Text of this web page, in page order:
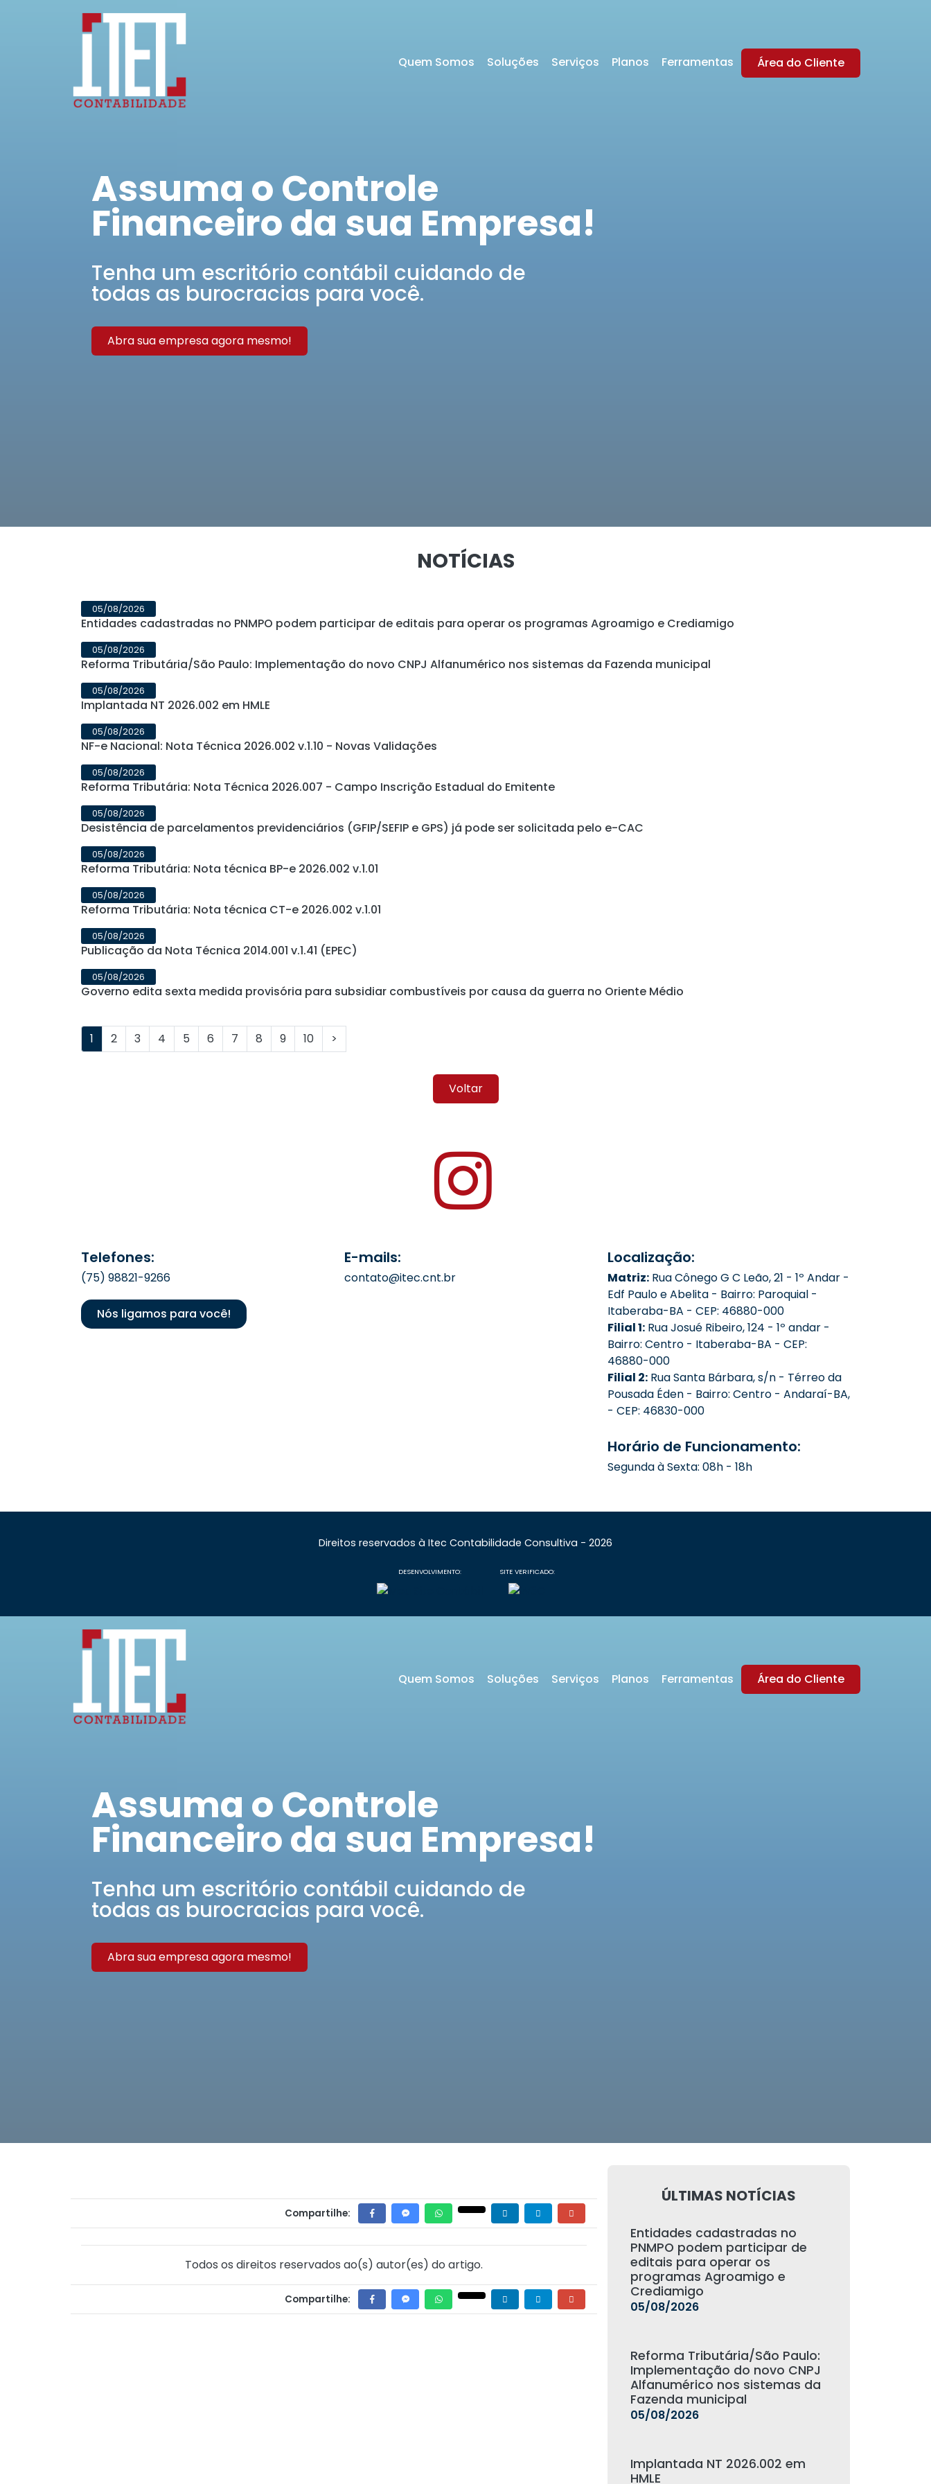
Quem Somos Soluções Serviços Planos Ferramentas Área do Cliente
Assuma o Controle
Financeiro da sua Empresa!
Tenha um escritório contábil cuidando de
todas as burocracias para você.
Abra sua empresa agora mesmo!
NOTÍCIAS
05/08/2026
Entidades cadastradas no PNMPO podem participar de editais para operar os programas Agroamigo e Crediamigo
05/08/2026
Reforma Tributária/São Paulo: Implementação do novo CNPJ Alfanumérico nos sistemas da Fazenda municipal
05/08/2026
Implantada NT 2026.002 em HMLE
05/08/2026
NF-e Nacional: Nota Técnica 2026.002 v.1.10 - Novas Validações
05/08/2026
Reforma Tributária: Nota Técnica 2026.007 - Campo Inscrição Estadual do Emitente
05/08/2026
Desistência de parcelamentos previdenciários (GFIP/SEFIP e GPS) já pode ser solicitada pelo e-CAC
05/08/2026
Reforma Tributária: Nota técnica BP-e 2026.002 v.1.01
05/08/2026
Reforma Tributária: Nota técnica CT-e 2026.002 v.1.01
05/08/2026
Publicação da Nota Técnica 2014.001 v.1.41 (EPEC)
05/08/2026
Governo edita sexta medida provisória para subsidiar combustíveis por causa da guerra no Oriente Médio
1 2 3 4 5 6 7 8 9 10 >
Voltar
Telefones:
(75) 98821-9266
Nós ligamos para você!
E-mails:
contato@itec.cnt.br
Localização:
Matriz: Rua Cônego G C Leão, 21 - 1º Andar -
Edf Paulo e Abelita - Bairro: Paroquial -
Itaberaba-BA - CEP: 46880-000
Filial 1: Rua Josué Ribeiro, 124 - 1º andar -
Bairro: Centro - Itaberaba-BA - CEP:
46880-000
Filial 2: Rua Santa Bárbara, s/n - Térreo da
Pousada Éden - Bairro: Centro - Andaraí-BA,
- CEP: 46830-000
Horário de Funcionamento:
Segunda à Sexta: 08h - 18h
Direitos reservados à Itec Contabilidade Consultiva - 2026
DESENVOLVIMENTO: SITE VERIFICADO:
Quem Somos Soluções Serviços Planos Ferramentas Área do Cliente
Assuma o Controle
Financeiro da sua Empresa!
Tenha um escritório contábil cuidando de
todas as burocracias para você.
Abra sua empresa agora mesmo!
Compartilhe:
Todos os direitos reservados ao(s) autor(es) do artigo.
Compartilhe:
ÚLTIMAS NOTÍCIAS
Entidades cadastradas no
PNMPO podem participar de
editais para operar os
programas Agroamigo e
Crediamigo
05/08/2026
Reforma Tributária/São Paulo:
Implementação do novo CNPJ
Alfanumérico nos sistemas da
Fazenda municipal
05/08/2026
Implantada NT 2026.002 em
HMLE